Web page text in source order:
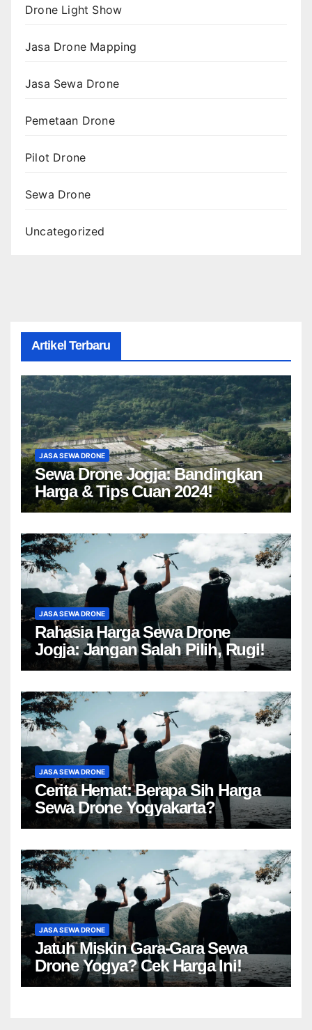
Drone Light Show
Jasa Drone Mapping
Jasa Sewa Drone
Pemetaan Drone
Pilot Drone
Sewa Drone
Uncategorized
Artikel Terbaru
JASA SEWA DRONE
Sewa Drone Jogja: Bandingkan
Harga & Tips Cuan 2024!
JASA SEWA DRONE
Rahasia Harga Sewa Drone
Jogja: Jangan Salah Pilih, Rugi!
JASA SEWA DRONE
Cerita Hemat: Berapa Sih Harga
Sewa Drone Yogyakarta?
JASA SEWA DRONE
Jatuh Miskin Gara-Gara Sewa
Drone Yogya? Cek Harga Ini!